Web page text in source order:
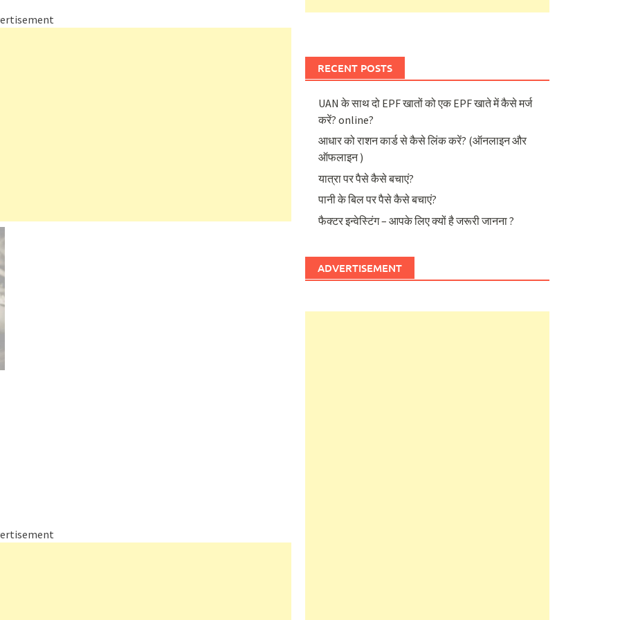
RECENT POSTS
UAN के साथ दो EPF खातों को एक EPF खाते में कैसे मर्ज
करें? online?
आधार को राशन कार्ड से कैसे लिंक करें? (ऑनलाइन और
ऑफलाइन )
यात्रा पर पैसे कैसे बचाएं?
पानी के बिल पर पैसे कैसे बचाएं?
फैक्टर इन्वेस्टिंग – आपके लिए क्यों है जरूरी जानना ?
ADVERTISEMENT